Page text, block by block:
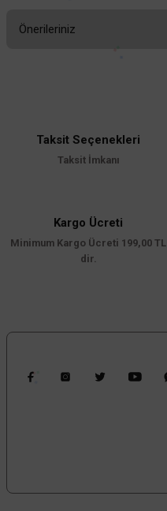
Önerileriniz
Ürün resmi kalitesiz, bozuk
Ürün fiyatı diğer sitelerden daha
Bu ürüne benzer farklı
Taksit Seçenekleri
Taksit İmkanı
Kargo Ücreti
Minimum Kargo Ücreti 199,00 TL
dir.